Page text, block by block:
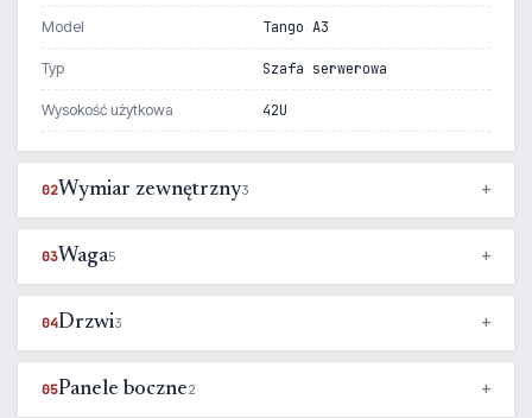
Model Tango A3
Typ Szafa serwerowa
Wysokość użytkowa 42U
02Wymiar zewnętrzny3
03Waga5
04Drzwi3
05Panele boczne2